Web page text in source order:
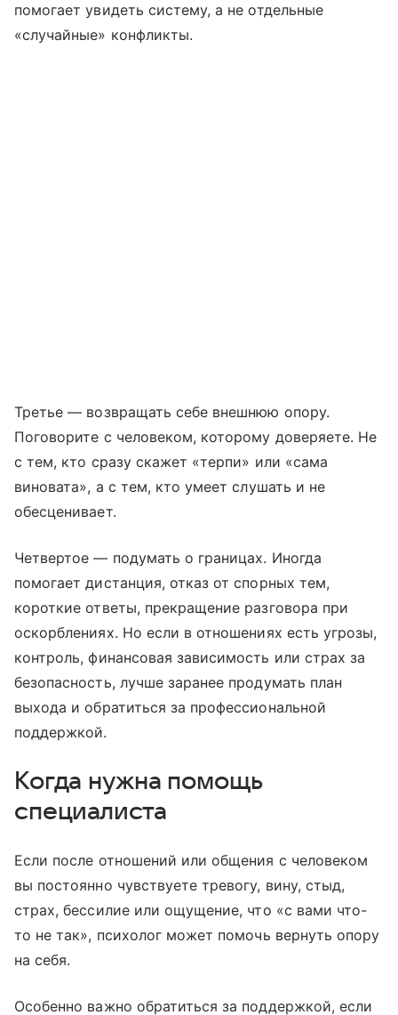
помогает увидеть систему, а не отдельные
«случайные» конфликты.
Третье — возвращать себе внешнюю опору.
Поговорите с человеком, которому доверяете. Не
с тем, кто сразу скажет «терпи» или «сама
виновата», а с тем, кто умеет слушать и не
обесценивает.
Четвертое — подумать о границах. Иногда
помогает дистанция, отказ от спорных тем,
короткие ответы, прекращение разговора при
оскорблениях. Но если в отношениях есть угрозы,
контроль, финансовая зависимость или страх за
безопасность, лучше заранее продумать план
выхода и обратиться за профессиональной
поддержкой.
Когда нужна помощь
специалиста
Если после отношений или общения с человеком
вы постоянно чувствуете тревогу, вину, стыд,
страх, бессилие или ощущение, что «с вами что-
то не так», психолог может помочь вернуть опору
на себя.
Особенно важно обратиться за поддержкой, если